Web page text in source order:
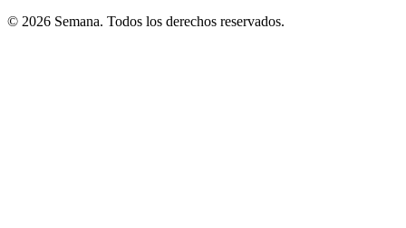
© 2026 Semana. Todos los derechos reservados.